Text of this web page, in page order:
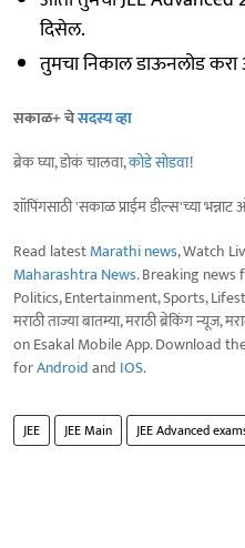
दिसेल.
तुमचा निकाल डाऊनलोड करा
सकाळ+ चेसदस्य व्हा
ब्रेक घ्या, डोकं चालवा,कोडे सोडवा!
शॉपिंगसाठी 'सकाळ प्राईम डील्स'च्या
Read latestMarathi news, Watch
Maharashtra News. Breaking
Politics, Entertainment, Sports,
मराठी ताज्या बातम्या, मराठी ब्रेकिंग न्यूज,
on Esakal Mobile App. Download
forAndroidand IOS.
JEE JEE Main JEE Advanced